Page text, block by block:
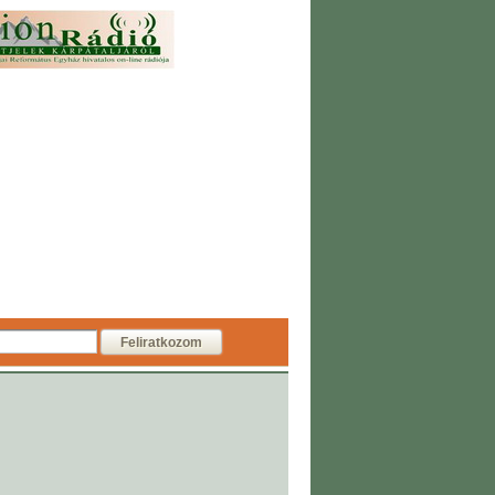
Feliratkozom